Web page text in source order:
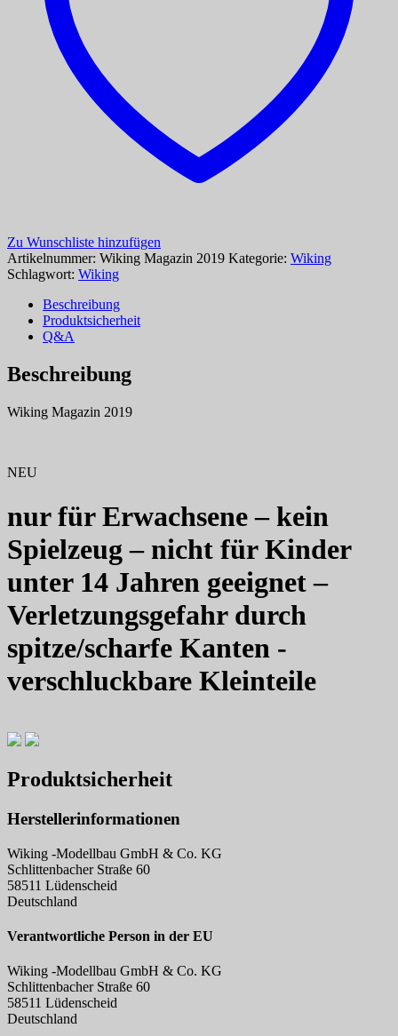
Zu Wunschliste hinzufügen
Artikelnummer: Wiking Magazin 2019 Kategorie: Wiking
Schlagwort: Wiking
Beschreibung
Produktsicherheit
Q&A
Beschreibung
Wiking Magazin 2019
NEU
nur für Erwachsene – kein
Spielzeug – nicht für Kinder
unter 14 Jahren geeignet –
Verletzungsgefahr durch
spitze/scharfe Kanten -
verschluckbare Kleinteile
Produktsicherheit
Herstellerinformationen
Wiking -Modellbau GmbH & Co. KG
Schlittenbacher Straße 60
58511 Lüdenscheid
Deutschland
Verantwortliche Person in der EU
Wiking -Modellbau GmbH & Co. KG
Schlittenbacher Straße 60
58511 Lüdenscheid
Deutschland